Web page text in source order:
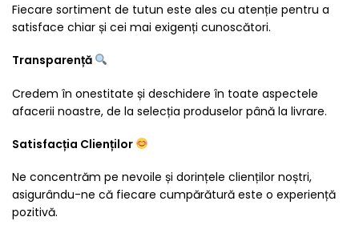
Fiecare sortiment de tutun este ales cu atenție pentru a
satisface chiar și cei mai exigenți cunoscători.
Transparență
Credem în onestitate și deschidere în toate aspectele
afacerii noastre, de la selecția produselor până la livrare.
Satisfacția Clienților
Ne concentrăm pe nevoile și dorințele clienților noștri,
asigurându-ne că fiecare cumpărătură este o experiență
pozitivă.